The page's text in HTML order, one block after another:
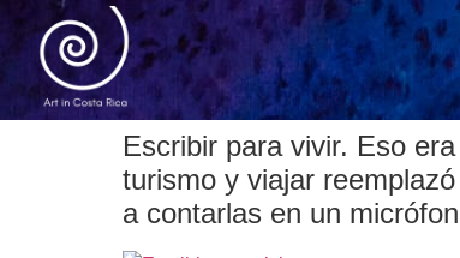
Escribir para vivir. Eso
turismo y viajar
a contarlas en un